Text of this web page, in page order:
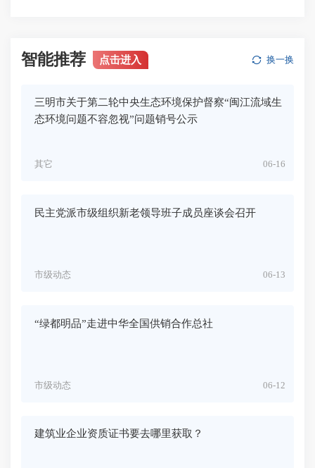
智能推荐 点击进入 换一换
三明市关于第二轮中央生态环境保护督察“闽江流域生
态环境问题不容忽视”问题销号公示
06-16
其它
民主党派市级组织新老领导班子成员座谈会召开
06-13
市级动态
“绿都明品”走进中华全国供销合作总社
06-12
市级动态
建筑业企业资质证书要去哪里获取？